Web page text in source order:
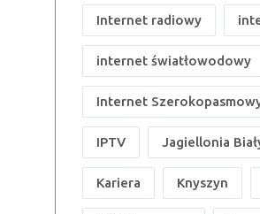
Internet radiowy
internet światłowodowy
Internet
IPTV Jagiellonia
Kariera Knyszyn